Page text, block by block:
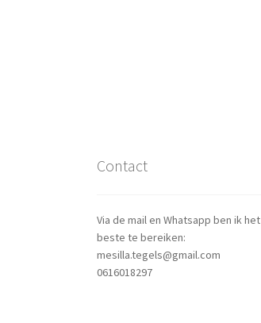
Contact
Via de mail en Whatsapp ben ik het
beste te bereiken:
mesilla.tegels@gmail.com
0616018297